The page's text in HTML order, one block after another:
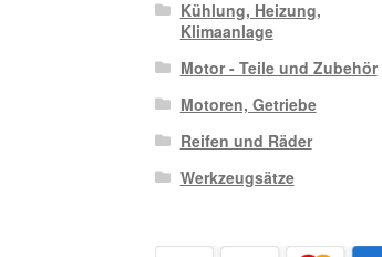
Kühlung, Heizung,
Klimaanlage
Motor - Teile und Zubehör
Motoren, Getriebe
Reifen und Räder
Werkzeugsätze